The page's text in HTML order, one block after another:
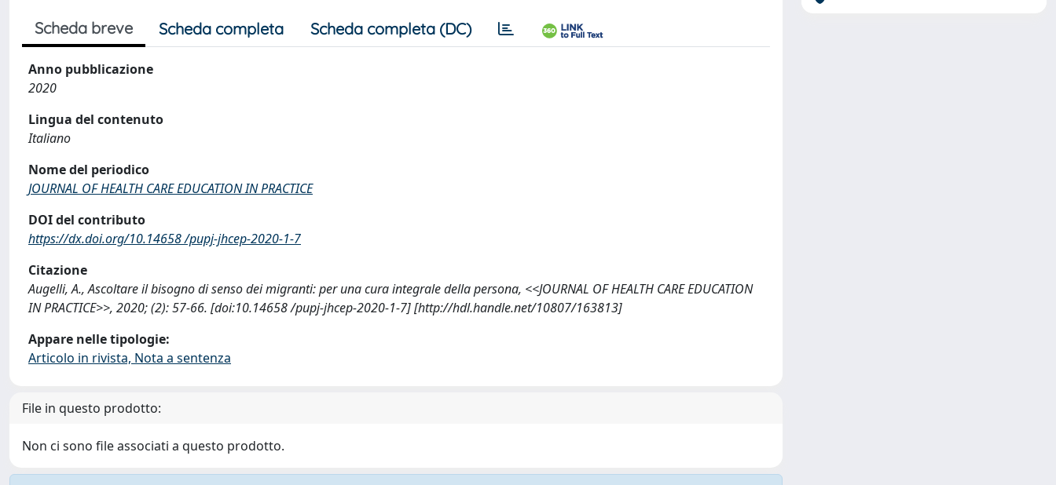
Scheda breve Scheda completa Scheda completa (DC)
Anno pubblicazione
2020
Lingua del contenuto
Italiano
Nome del periodico
JOURNAL OF HEALTH CARE EDUCATION IN PRACTICE
DOI del contributo
https://dx.doi.org/10.14658 /pupj-jhcep-2020-1-7
Citazione
Augelli, A., Ascoltare il bisogno di senso dei migranti: per una cura integrale della persona, <<JOURNAL OF HEALTH CARE EDUCATION
IN PRACTICE>>, 2020; (2): 57-66. [doi:10.14658 /pupj-jhcep-2020-1-7] [http://hdl.handle.net/10807/163813]
Appare nelle tipologie:
Articolo in rivista, Nota a sentenza
File in questo prodotto:
Non ci sono file associati a questo prodotto.